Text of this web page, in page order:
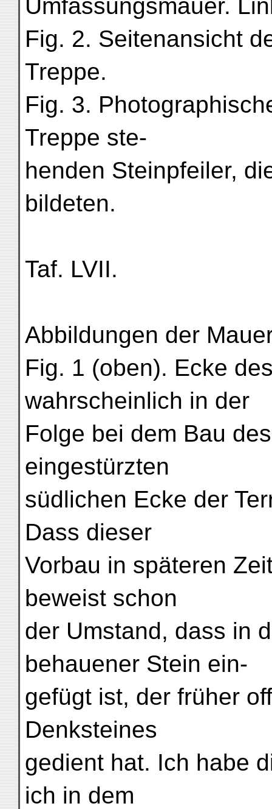
Umfassungsmauer.
Fig. 2. Seitenansicht
Treppe.
Fig. 3.
Treppe ste-
henden Steinpfeiler,
bildeten.
Taf. LVII.
Abbildungen der
Fig. 1 (oben). Ecke
wahrscheinlich in der
Folge bei dem Bau
eingestürzten
südlichen Ecke der
Dass dieser
Vorbau in späteren
beweist schon
der Umstand, dass in
behauener Stein ein-
gefügt ist, der früher
Denksteines
gedient hat. Ich habe
ich in dem